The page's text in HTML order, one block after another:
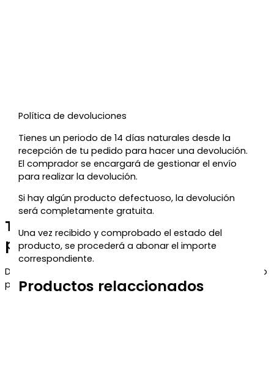
Política de devoluciones
Tienes un periodo de 14 días naturales desde la
recepción de tu pedido para hacer una devolución.
El comprador se encargará de gestionar el envío
para realizar la devolución.
Si hay algún producto defectuoso, la devolución
será completamente gratuita.
Una vez recibido y comprobado el estado del
producto, se procederá a abonar el importe
correspondiente.
Productos relaccionados
Te regalamos un 5% de descuento
para tu próxima compra
Déjanos tu correo y te enviaremos el código de descuento
para que puedas aprovecharlo en tu próximo pedido.